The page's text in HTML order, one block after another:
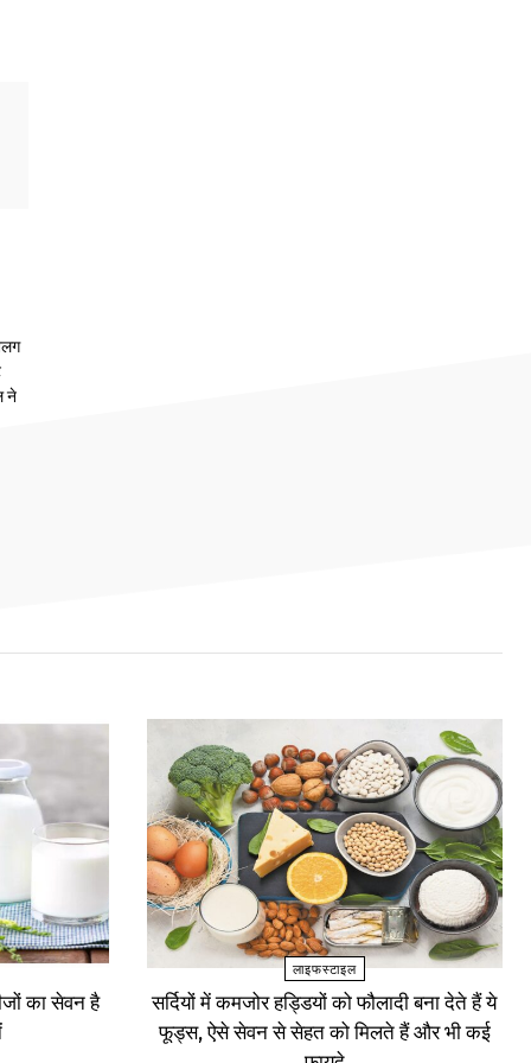
ने
का सेवन है
लाइफस्टाइल
सर्दियों में कमजोर हड्डियों को फौलादी बना देते हैं ये
फूड्स, ऐसे सेवन से सेहत को मिलते हैं और भी कई